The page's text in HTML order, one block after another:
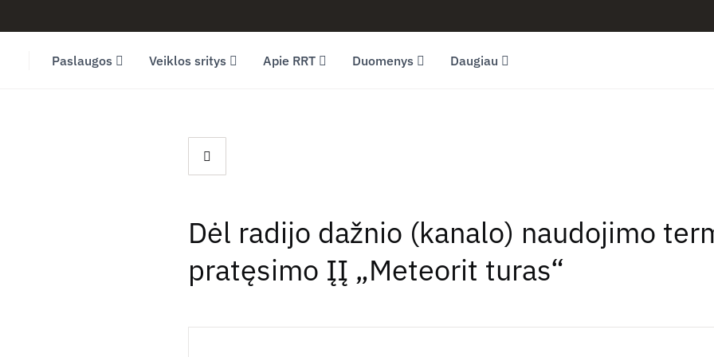
Paslaugos Veiklos sritys Apie RRT Duomenys Daugiau
Dėl radijo dažnio (kanalo) naudojimo
pratęsimo ĮĮ „Meteorit turas“